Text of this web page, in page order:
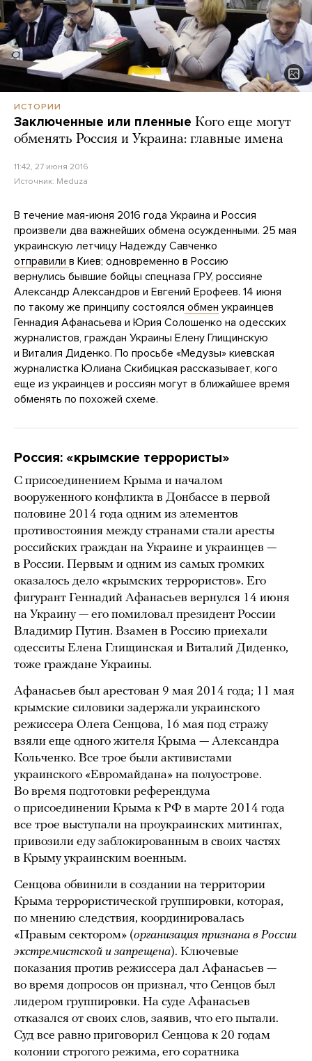
ИСТОРИИ
Заключенные или пленные Кого еще могут
обменять Россия и Украина: главные имена
11:42, 27 июня 2016
Источник: Meduza
В течение мая-июня 2016 года Украина и Россия
произвели два важнейших обмена осужденными. 25 мая
украинскую летчицу Надежду Савченко
отправили в Киев; одновременно в Россию
вернулись бывшие бойцы спецназа ГРУ, россияне
Александр Александров и Евгений Ерофеев. 14 июня
по такому же принципу состоялся обмен украинцев
Геннадия Афанасьева и Юрия Солошенко на одесских
журналистов, граждан Украины Елену Глищинскую
и Виталия Диденко. По просьбе «Медузы» киевская
журналистка Юлиана Скибицкая рассказывает, кого
еще из украинцев и россиян могут в ближайшее время
обменять по похожей схеме.
Россия: «крымские террористы»
С присоединением Крыма и началом
вооруженного конфликта в Донбассе в первой
половине 2014 года одним из элементов
противостояния между странами стали аресты
российских граждан на Украине и украинцев —
в России. Первым и одним из самых громких
оказалось дело «крымских террористов». Его
фигурант Геннадий Афанасьев вернулся 14 июня
на Украину — его помиловал президент России
Владимир Путин. Взамен в Россию приехали
одесситы Елена Глищинская и Виталий Диденко,
тоже граждане Украины.
Афанасьев был арестован 9 мая 2014 года; 11 мая
крымские силовики задержали украинского
режиссера Олега Сенцова, 16 мая под стражу
взяли еще одного жителя Крыма — Александра
Кольченко. Все трое были активистами
украинского «Евромайдана» на полуострове.
Во время подготовки референдума
о присоединении Крыма к РФ в марте 2014 года
все трое выступали на проукраинских митингах,
привозили еду заблокированным в своих частях
в Крыму украинским военным.
Сенцова обвинили в создании на территории
Крыма террористической группировки, которая,
по мнению следствия, координировалась
«Правым сектором» (организация признана в России
экстремистской и запрещена). Ключевые
показания против режиссера дал Афанасьев —
во время допросов он признал, что Сенцов был
лидером группировки. На суде Афанасьев
отказался от своих слов, заявив, что его пытали.
Суд все равно приговорил Сенцова к 20 годам
колонии строгого режима, его соратника